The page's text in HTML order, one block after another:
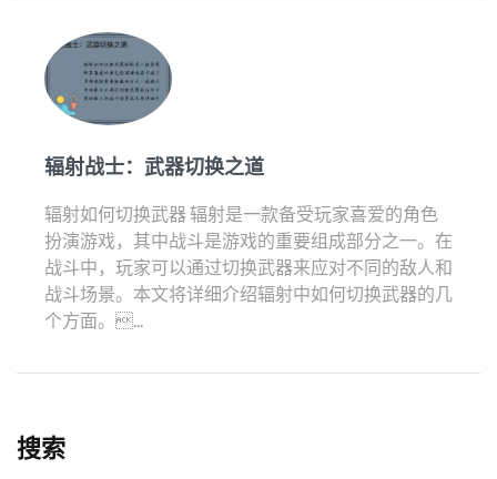
辐射战士：武器切换之道
辐射如何切换武器 辐射是一款备受玩家喜爱的角色
扮演游戏，其中战斗是游戏的重要组成部分之一。在
战斗中，玩家可以通过切换武器来应对不同的敌人和
战斗场景。本文将详细介绍辐射中如何切换武器的几
个方面。...
搜索